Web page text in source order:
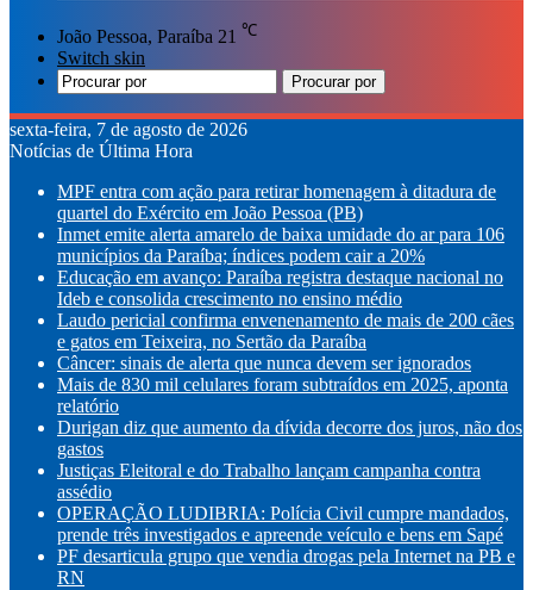
João Pessoa, Paraíba 21 ℃
Switch skin
Procurar por
sexta-feira, 7 de agosto de 2026
Notícias de Última Hora
MPF entra com ação para retirar homenagem à ditadura de
quartel do Exército em João Pessoa (PB)
Inmet emite alerta amarelo de baixa umidade do ar para 106
municípios da Paraíba; índices podem cair a 20%
Educação em avanço: Paraíba registra destaque nacional no
Ideb e consolida crescimento no ensino médio
Laudo pericial confirma envenenamento de mais de 200 cães
e gatos em Teixeira, no Sertão da Paraíba
Câncer: sinais de alerta que nunca devem ser ignorados
Mais de 830 mil celulares foram subtraídos em 2025, aponta
relatório
Durigan diz que aumento da dívida decorre dos juros, não dos
gastos
Justiças Eleitoral e do Trabalho lançam campanha contra
assédio
OPERAÇÃO LUDIBRIA: Polícia Civil cumpre mandados,
prende três investigados e apreende veículo e bens em Sapé
PF desarticula grupo que vendia drogas pela Internet na PB e
RN